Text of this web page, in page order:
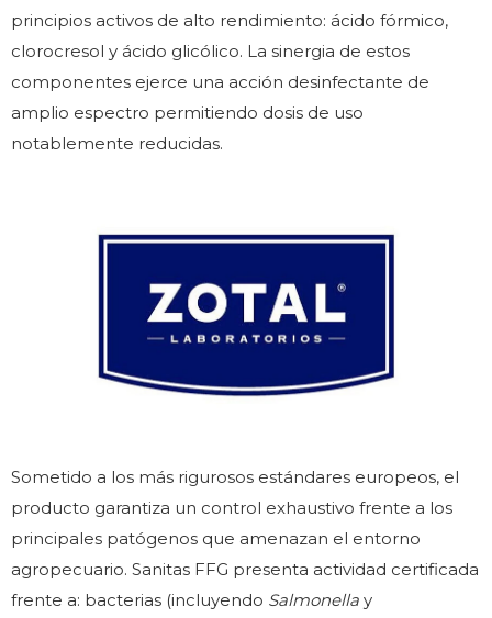
principios activos de alto rendimiento: ácido fórmico,
clorocresol y ácido glicólico. La sinergia de estos
componentes ejerce una acción desinfectante de
amplio espectro permitiendo dosis de uso
notablemente reducidas.
Sometido a los más rigurosos estándares europeos, el
producto garantiza un control exhaustivo frente a los
principales patógenos que amenazan el entorno
agropecuario. Sanitas FFG presenta actividad certificada
frente a: bacterias (incluyendo Salmonella y